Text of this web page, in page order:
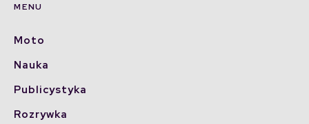
MENU
Moto
Nauka
Publicystyka
Rozrywka